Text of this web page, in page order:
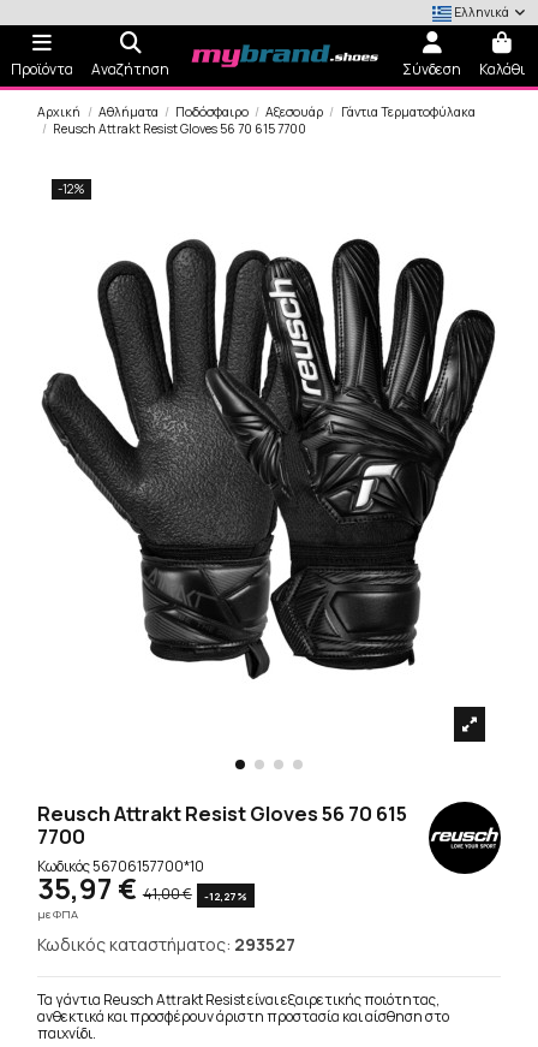
Ελληνικά
Προϊόντα Αναζήτηση Σύνδεση Καλάθι
Αρχική Αθλήματα Ποδόσφαιρο Αξεσουάρ
Γάντια Τερματοφύλακα
Reusch Attrakt Resist Gloves 56 70 615 7700
-12%
Reusch Attrakt Resist Gloves 56 70 615
7700
Κωδικός56706157700*10
35,97 € 41,00 €
-12,27%
με ΦΠΑ
Κωδικός καταστήματος: 293527
Τα γάντια Reusch Attrakt Resist είναι εξαιρετικής ποιότητας,
ανθεκτικά και προσφέρουν άριστη προστασία και αίσθηση στο
παιχνίδι.